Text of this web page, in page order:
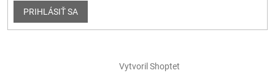
PRIHLÁSIŤ SA
Vytvoril Shoptet